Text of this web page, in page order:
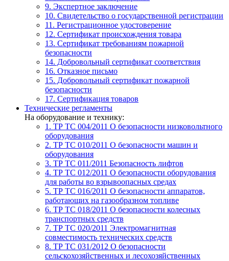
9. Экспертное заключение
10. Свидетельство о государственной регистрации
11. Регистрационное удостоверение
12. Сертификат происхождения товара
13. Сертификат требованиям пожарной
безопасности
14. Добровольный сертификат соответствия
16. Отказное письмо
15. Добровольный сертификат пожарной
безопасности
17. Сертификация товаров
Технические регламенты
На оборудование и технику:
1. ТР ТС 004/2011 О безопасности низковольтного
оборудования
2. ТР ТС 010/2011 О безопасности машин и
оборудования
3. ТР ТС 011/2011 Безопасность лифтов
4. ТР ТС 012/2011 О безопасности оборудования
для работы во взрывоопасных средах
5. ТР ТС 016/2011 О безопасности аппаратов,
работающих на газообразном топливе
6. ТР ТС 018/2011 О безопасности колесных
транспортных средств
7. TР ТС 020/2011 Электромагнитная
совместимость технических средств
8. ТР ТС 031/2012 О безопасности
сельскохозяйственных и лесохозяйственных